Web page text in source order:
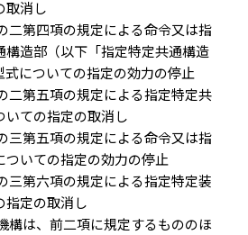
取消し
二第四項の規定による命令又は指
構造部（以下「指定特定共通構造
式についての指定の効力の停止
二第五項の規定による指定特定共
ての指定の取消し
三第五項の規定による命令又は指
ついての指定の効力の停止
三第六項の規定による指定特定装
指定の取消し
構は、前二項に規定するもののほ